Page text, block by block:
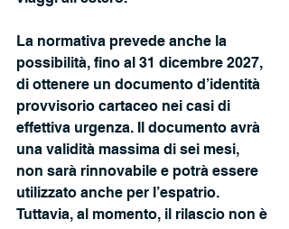
La normativa prevede anche la
possibilità, fino al 31 dicembre 2027,
di ottenere un documento d’identità
provvisorio cartaceo nei casi di
effettiva urgenza. Il documento avrà
una validità massima di sei mesi,
non sarà rinnovabile e potrà essere
utilizzato anche per l’espatrio.
Tuttavia, al momento, il rilascio non è